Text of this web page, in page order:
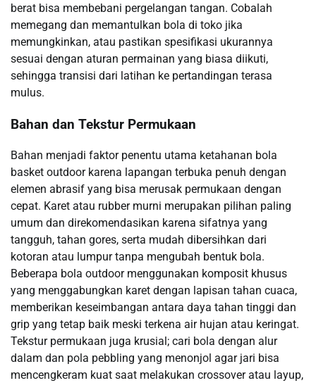
berat bisa membebani pergelangan tangan. Cobalah
memegang dan memantulkan bola di toko jika
memungkinkan, atau pastikan spesifikasi ukurannya
sesuai dengan aturan permainan yang biasa diikuti,
sehingga transisi dari latihan ke pertandingan terasa
mulus.
Bahan dan Tekstur Permukaan
Bahan menjadi faktor penentu utama ketahanan bola
basket outdoor karena lapangan terbuka penuh dengan
elemen abrasif yang bisa merusak permukaan dengan
cepat. Karet atau rubber murni merupakan pilihan paling
umum dan direkomendasikan karena sifatnya yang
tangguh, tahan gores, serta mudah dibersihkan dari
kotoran atau lumpur tanpa mengubah bentuk bola.
Beberapa bola outdoor menggunakan komposit khusus
yang menggabungkan karet dengan lapisan tahan cuaca,
memberikan keseimbangan antara daya tahan tinggi dan
grip yang tetap baik meski terkena air hujan atau keringat.
Tekstur permukaan juga krusial; cari bola dengan alur
dalam dan pola pebbling yang menonjol agar jari bisa
mencengkeram kuat saat melakukan crossover atau layup,